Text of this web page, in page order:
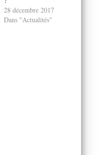
28 décembre 2017
Dans "Actualités"